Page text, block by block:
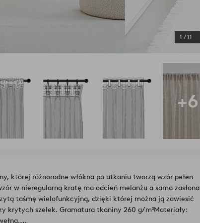
1 /11
+6
której różnorodne włókna po utkaniu tworzą wzór pełen
w nieregularną kratę ma odcień melanżu a sama zasłona
taśmę wielofunkcyjną, dzięki której można ją zawiesić
krytych szelek. Gramatura tkaniny 260 g/m²Materiały: